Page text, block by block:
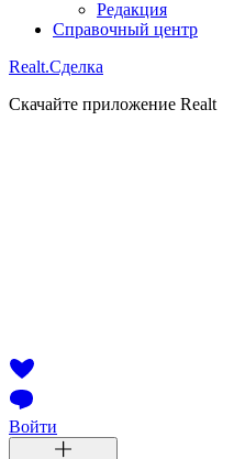
Редакция
Справочный центр
Realt.Сделка
Скачайте приложение Realt
Войти